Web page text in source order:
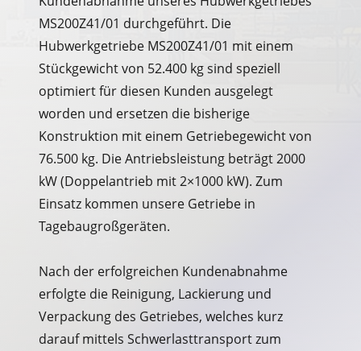
MS200Z41/01 durchgeführt. Die
Hubwerkgetriebe MS200Z41/01 mit einem
Stückgewicht von 52.400 kg sind speziell
optimiert für diesen Kunden ausgelegt
worden und ersetzen die bisherige
Konstruktion mit einem Getriebegewicht von
76.500 kg. Die Antriebsleistung beträgt 2000
kW (Doppelantrieb mit 2×1000 kW). Zum
Einsatz kommen unsere Getriebe in
Tagebaugroßgeräten.
Nach der erfolgreichen Kundenabnahme
erfolgte die Reinigung, Lackierung und
Verpackung des Getriebes, welches kurz
darauf mittels Schwerlasttransport zum